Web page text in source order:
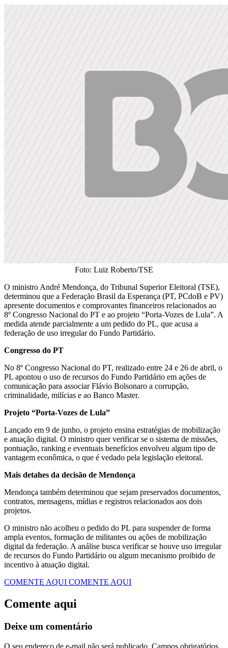
Foto: Luiz Roberto/TSE
O ministro André Mendonça, do Tribunal Superior Eleitoral (TSE),
determinou que a Federação Brasil da Esperança (PT, PCdoB e PV)
apresente documentos e comprovantes financeiros relacionados ao
8º Congresso Nacional do PT e ao projeto “Porta-Vozes de Lula”. A
medida atende parcialmente a um pedido do PL, que acusa a
federação de uso irregular do Fundo Partidário.
Congresso do PT
No 8º Congresso Nacional do PT, realizado entre 24 e 26 de abril, o
PL apontou o uso de recursos do Fundo Partidário em ações de
comunicação para associar Flávio Bolsonaro a corrupção,
criminalidade, milícias e ao Banco Master.
Projeto “Porta-Vozes de Lula”
Lançado em 9 de junho, o projeto ensina estratégias de mobilização
e atuação digital. O ministro quer verificar se o sistema de missões,
pontuação, ranking e eventuais benefícios envolveu algum tipo de
vantagem econômica, o que é vedado pela legislação eleitoral.
Mais detahes da decisão de Mendonça
Mendonça também determinou que sejam preservados documentos,
contratos, mensagens, mídias e registros relacionados aos dois
projetos.
O ministro não acolheu o pedido do PL para suspender de forma
ampla eventos, formação de militantes ou ações de mobilização
digital da federação. A análise busca verificar se houve uso irregular
de recursos do Fundo Partidário ou algum mecanismo proibido de
incentivo à atuação digital.
COMENTE AQUI COMENTE AQUI
Comente aqui
Deixe um comentário
O seu endereço de e-mail não será publicado. Campos obrigatórios